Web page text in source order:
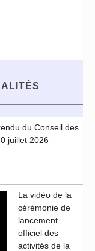
du Conseil des
juillet 2026
La vidéo de la
cérémonie de
lancement
officiel des
activités de la